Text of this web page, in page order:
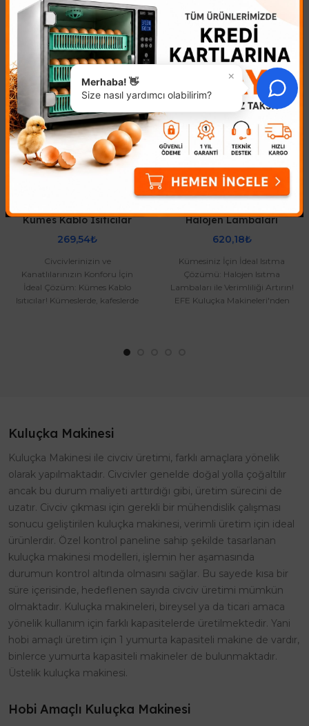
Benzer Ürünler
Kümes Kablo Isıtıcılar
269,54₺
Civcivlerinizin ve
Kanatlılarınızın Konforu İçin
İdeal Çözüm: Kümes Kablo
Isıtıcılar! Kümeslerde, kafeslerde
Halojen Lambaları
620,18₺
Kümesiniz İçin İdeal Isıtma
Çözümü: Halojen Isıtma
Lambaları ile Verimliliği Artırın!
EFE Kuluçka Makineleri'nden
Kuluçka Makinesi
Kuluçka Makinesi ile civciv üretimi, farklı amaçlara yönelik
olarak yapılmaktadır. Civcivler genelde doğal yolla çoğaltılır
ancak bu durum maliyeti arttırdığı gibi, üretim sürecini de
uzatır. Civciv çıkması için gerekli bir mühendislik çalışması
sonucu geliştirilen kuluçka makinesi, verimli üretim için ideal
ürünlerdir. Özel kontrol paneline sahip şekilde tasarlanan
kuluçka makinesi modelleri, işlemin her aşamasında
durumun kontrol altında olmasını sağlar. Bu sayede kısa bir
süre içerisinde, hedeflenen sayıda civciv üretimi mümkün
olmaktadır. Kuluçka makineleri, bireysel ya da ticari amaca
yönelik kullanım için farklı kapasitelerde üretilmektedir. Yani
hobi amaçlı üretim için 1 yumurta kapasiteli makine de vardır,
binlerce yumurta kapasiteli makineler de bulunmaktadır.
Üstelik kuluçka makinesi.
Hobi Amaçlı Kuluçka Makinesi
×
Merhaba! 👋
Size nasıl yardımcı olabilirim?